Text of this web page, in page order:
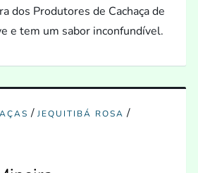
dos Produtores de Cachaça de
e tem um sabor inconfundível.
/JEQUITIBÁ ROSA /